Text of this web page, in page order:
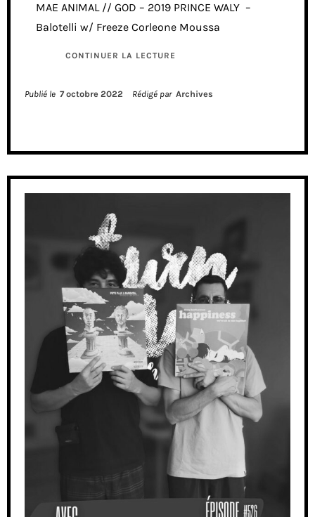
MAE ANIMAL // GOD – 2019 PRINCE WALY –
Balotelli w/ Freeze Corleone Moussa
CONTINUER LA LECTURE
Publié le 7 octobre 2022 Rédigé par Archives